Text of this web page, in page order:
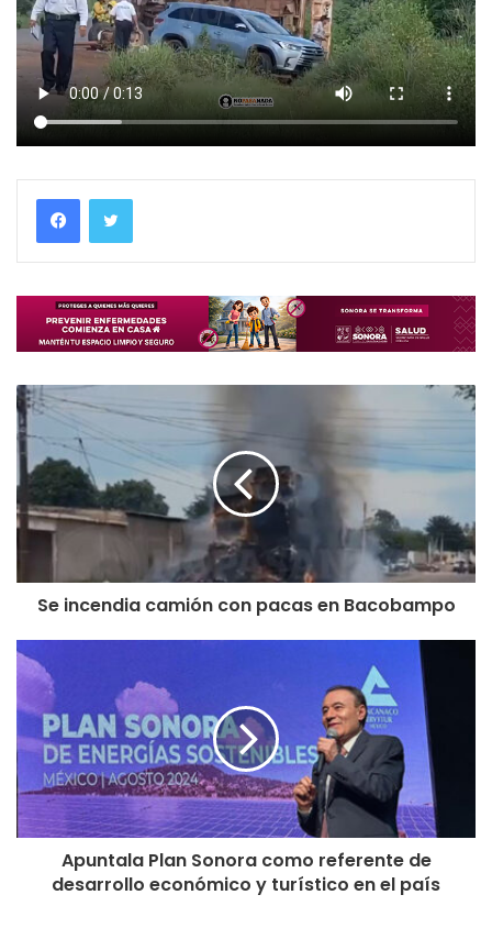
Se incendia camión con pacas en Bacobampo
Apuntala Plan Sonora como referente de
desarrollo económico y turístico en el país